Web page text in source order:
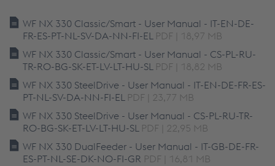
WF NX 330 Classic/Smart - User Manual - IT-EN-DE-
FR-ES-PT-NL-SV-DA-NN-FI-EL PDF | 18,97 MB
WF NX 330 Classic/Smart - User Manual - CS-PL-RU-
TR-RO-BG-SK-ET-LV-LT-HU-SL PDF | 18,82 MB
WF NX 330 SteelDrive - User Manual - IT-EN-DE-FR-ES-
PT-NL-SV-DA-NN-FI-EL PDF | 23,77 MB
WF NX 330 SteelDrive - User Manual - CS-PL-RU-TR-
RO-BG-SK-ET-LV-LT-HU-SL PDF | 22,95 MB
WF NX 330 DualFeeder - User Manual - IT-GB-DE-FR-
ES-PT-NL-SE-DK-NO-FI-GR PDF | 16,81 MB